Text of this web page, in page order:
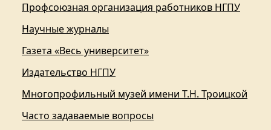
Профсоюзная организация работников НГПУ
Научные журналы
Газета «Весь университет»
Издательство НГПУ
Многопрофильный музей имени Т.Н. Троицкой
Часто задаваемые вопросы